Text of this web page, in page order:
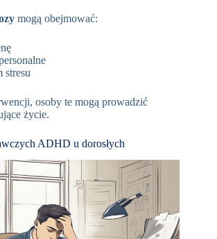
mogą obejmować:
stresu
osoby te mogą prowadzić
życie.
ADHD u dorosłych